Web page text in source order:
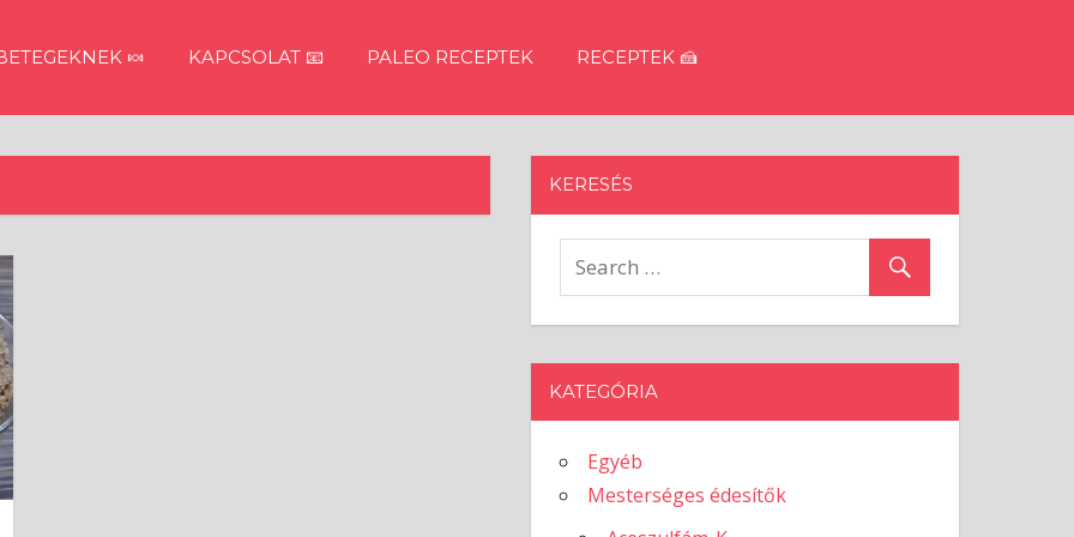
🍬 KAPCSOLAT 📧 PALEO RECEPTEK RECEPTEK 🍰
KERESÉS
KATEGÓRIA
Egyéb
Mesterséges édesítők